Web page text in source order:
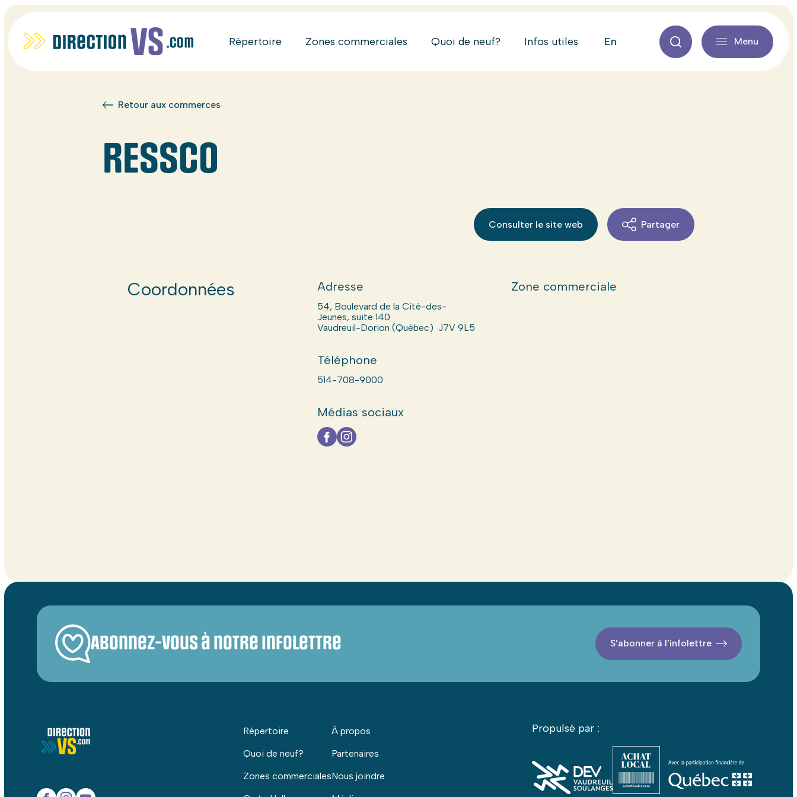
Répertoire Zones commerciales Quoi de neuf? Infos utiles en Menu
Retour aux commerces
RESSCO
Consulter le site web Partager
Coordonnées Adresse
54, Boulevard de la Cité-des-
Jeunes, suite 140
Vaudreuil-Dorion (Québec) J7V 9L5
Téléphone
514-708-9000
Médias sociaux
Zone commerciale
Abonnez-vous à notre infolettre S’abonner à l’infolettre
Répertoire
Quoi de neuf?
Zones commerciales
À propos
Partenaires
Nous joindre
Propulsé par :